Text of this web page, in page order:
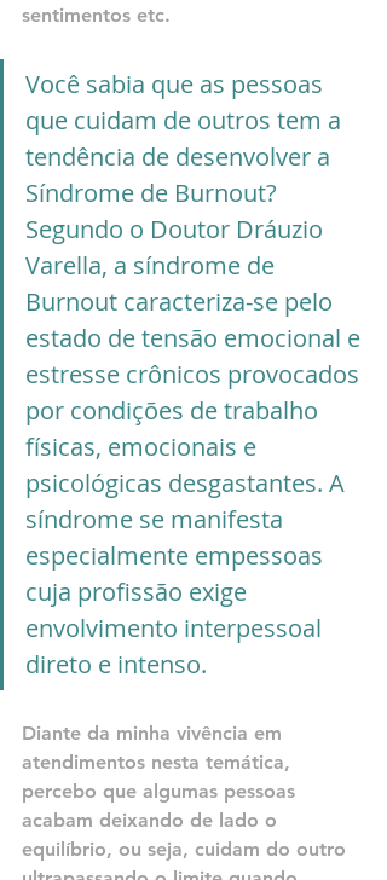
sentimentos etc.
Você sabia que as pessoas
que cuidam de outros tem a
tendência de desenvolver a
Síndrome de Burnout?
Segundo o Doutor Dráuzio
Varella, a síndrome de
Burnout caracteriza-se pelo
estado de tensão emocional e
estresse crônicos provocados
por condições de trabalho
físicas, emocionais e
psicológicas desgastantes. A
síndrome se manifesta
especialmente empessoas
cuja profissão exige
envolvimento interpessoal
direto e intenso.
Diante da minha vivência em
atendimentos nesta temática,
percebo que algumas pessoas
acabam deixando de lado o
equilíbrio, ou seja, cuidam do outro